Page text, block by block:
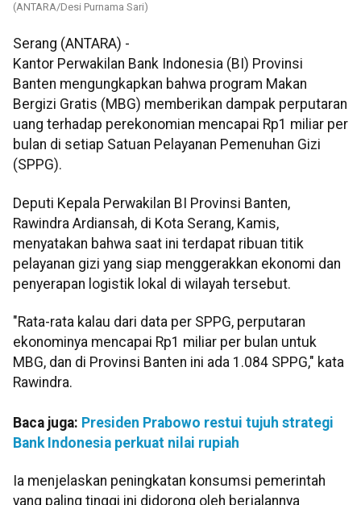
(ANTARA/Desi Purnama Sari)
Serang (ANTARA) -
Kantor Perwakilan Bank Indonesia (BI) Provinsi
Banten mengungkapkan bahwa program Makan
Bergizi Gratis (MBG) memberikan dampak perputaran
uang terhadap perekonomian mencapai Rp1 miliar per
bulan di setiap Satuan Pelayanan Pemenuhan Gizi
(SPPG).
Deputi Kepala Perwakilan BI Provinsi Banten,
Rawindra Ardiansah, di Kota Serang, Kamis,
menyatakan bahwa saat ini terdapat ribuan titik
pelayanan gizi yang siap menggerakkan ekonomi dan
penyerapan logistik lokal di wilayah tersebut.
"Rata-rata kalau dari data per SPPG, perputaran
ekonominya mencapai Rp1 miliar per bulan untuk
MBG, dan di Provinsi Banten ini ada 1.084 SPPG," kata
Rawindra.
Baca juga: Presiden Prabowo restui tujuh strategi
Bank Indonesia perkuat nilai rupiah
Ia menjelaskan peningkatan konsumsi pemerintah
yang paling tinggi ini didorong oleh berjalannya